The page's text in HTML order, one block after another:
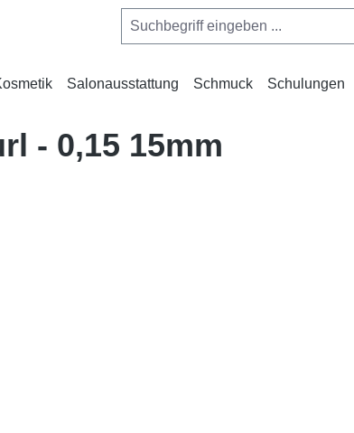
Salonausstattung Schmuck Schulungen
- 0,15 15mm